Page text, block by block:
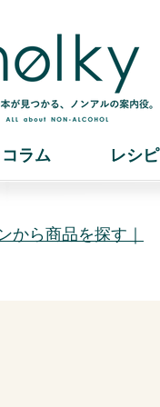
コラム レシピ
ら商品を探す｜